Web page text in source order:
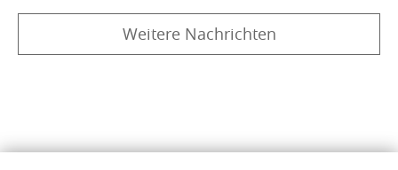
Weitere Nachrichten